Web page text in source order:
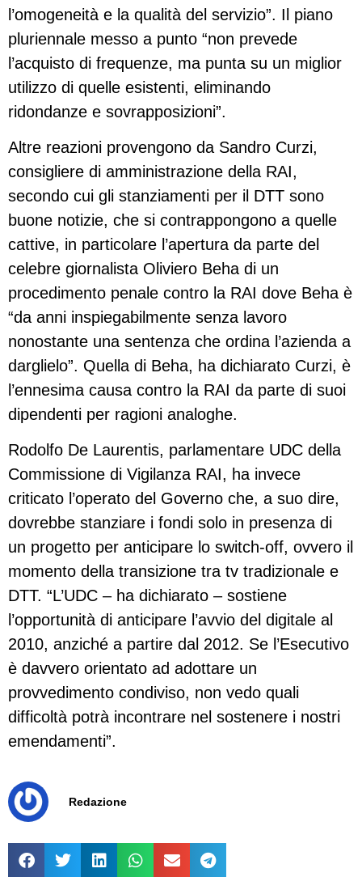
l’omogeneità e la qualità del servizio”. Il piano
pluriennale messo a punto “non prevede
l’acquisto di frequenze, ma punta su un miglior
utilizzo di quelle esistenti, eliminando
ridondanze e sovrapposizioni”.
Altre reazioni provengono da Sandro Curzi,
consigliere di amministrazione della RAI,
secondo cui gli stanziamenti per il DTT sono
buone notizie, che si contrappongono a quelle
cattive, in particolare l’apertura da parte del
celebre giornalista Oliviero Beha di un
procedimento penale contro la RAI dove Beha è
“da anni inspiegabilmente senza lavoro
nonostante una sentenza che ordina l’azienda a
darglielo”. Quella di Beha, ha dichiarato Curzi, è
l’ennesima causa contro la RAI da parte di suoi
dipendenti per ragioni analoghe.
Rodolfo De Laurentis, parlamentare UDC della
Commissione di Vigilanza RAI, ha invece
criticato l’operato del Governo che, a suo dire,
dovrebbe stanziare i fondi solo in presenza di
un progetto per anticipare lo switch-off, ovvero il
momento della transizione tra tv tradizionale e
DTT. “L’UDC – ha dichiarato – sostiene
l’opportunità di anticipare l’avvio del digitale al
2010, anziché a partire dal 2012. Se l’Esecutivo
è davvero orientato ad adottare un
provvedimento condiviso, non vedo quali
difficoltà potrà incontrare nel sostenere i nostri
emendamenti”.
Redazione